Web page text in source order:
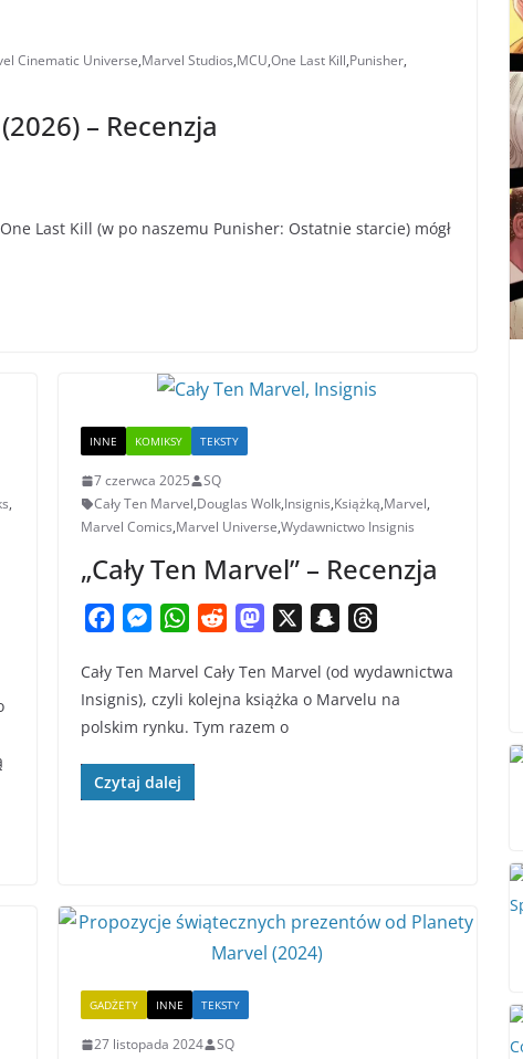
Cinematic Universe,Marvel Studios,MCU,One Last Kill,Punisher,
– Recenzja
Last Kill (w po naszemu Punisher: Ostatnie starcie) mógł
,
INNE KOMIKSY TEKSTY
7 czerwca 2025
SQ
Cały Ten Marvel,Douglas Wolk,Insignis,Książką,Marvel,
Marvel Comics,Marvel Universe,Wydawnictwo Insignis
„Cały Ten Marvel” – Recenzja
c
e
b
o
o
M
s
s
e
n
g
W
a
t
s
A
d
d
i
M
s
t
o
a
p
r
e
Cały Ten Marvel Cały Ten Marvel (od wydawnictwa
Insignis), czyli kolejna książka o Marvelu na
polskim rynku. Tym razem o
Czytaj dalej
GADŻETY INNE TEKSTY
27 listopada 2024
SQ